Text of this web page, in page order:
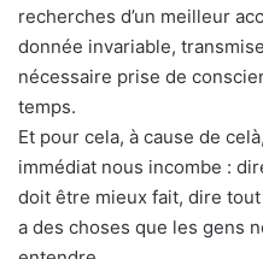
recherches d’un meilleur
donnée invariable,
nécessaire prise de
temps.
Et pour cela, à cause de
immédiat nous incombe :
doit être mieux fait, dire
a des choses que les gens